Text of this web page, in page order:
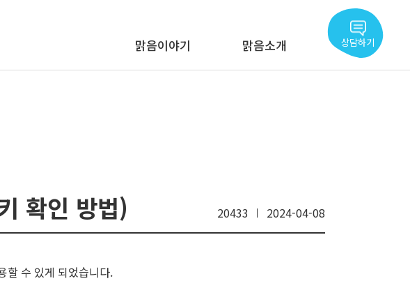
상담하기
맑음이야기 맑음소개
확인 방법) 20433 2024-04-08
할 수 있게 되었습니다.